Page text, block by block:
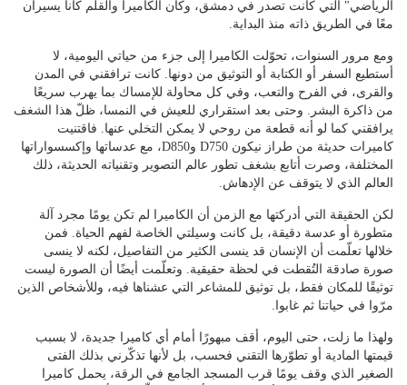
الرياضي" التي كانت تصدر في دمشق، وكأن الكاميرا والقلم كانا يسيران
معًا في الطريق ذاته منذ البداية.
ومع مرور السنوات، تحوّلت الكاميرا إلى جزء من حياتي اليومية، لا
أستطيع السفر أو الكتابة أو التوثيق من دونها. كانت ترافقني في المدن
والقرى، في الفرح والتعب، وفي كل محاولة للإمساك بما يهرب سريعًا
من ذاكرة البشر. وحتى بعد استقراري للعيش في النمسا، ظلّ هذا الشغف
يرافقني كما لو أنه قطعة من روحي لا يمكن التخلي عنها. فاقتنيت
كاميرات حديثة من طراز نيكون D750 وD850، مع عدساتها وإكسسواراتها
المختلفة، وصرت أتابع بشغف تطور عالم التصوير وتقنياته الحديثة، ذلك
العالم الذي لا يتوقف عن الإدهاش.
لكن الحقيقة التي أدركتها مع الزمن أن الكاميرا لم تكن يومًا مجرد آلة
متطورة أو عدسة دقيقة، بل كانت وسيلتي الخاصة لفهم الحياة. فمن
خلالها تعلّمت أن الإنسان قد ينسى الكثير من التفاصيل، لكنه لا ينسى
صورة صادقة التُقطت في لحظة حقيقية. وتعلّمت أيضًا أن الصورة ليست
توثيقًا للمكان فقط، بل توثيق للمشاعر التي عشناها فيه، وللأشخاص الذين
مرّوا في حياتنا ثم غابوا.
ولهذا ما زلت، حتى اليوم، أقف مبهورًا أمام أي كاميرا جديدة، لا بسبب
قيمتها المادية أو تطوّرها التقني فحسب، بل لأنها تذكّرني بذلك الفتى
الصغير الذي وقف يومًا قرب المسجد الجامع في الرقة، يحمل كاميرا